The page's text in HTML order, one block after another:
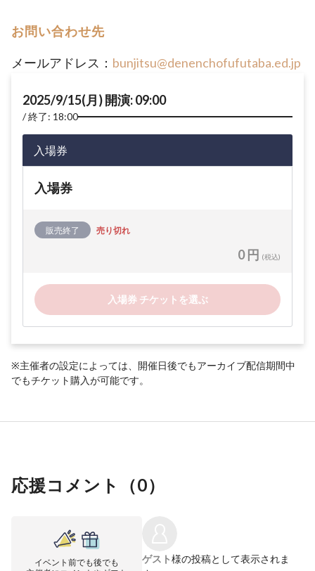
お問い合わせ先
メールアドレス： bunjitsu@denenchofufutaba.ed.jp
2025/9/15(月) 開演: 09:00
終了: 18:00
入場券
入場券
販売終了 売り切れ
0 円 (税込)
入場券 チケットを選ぶ
※主催者の設定によっては、開催日後でもアーカイブ配信期間中
でもチケット購入が可能です。
応援コメント（0）
イベント前でも後でも
ゲスト様の投稿として表示されま